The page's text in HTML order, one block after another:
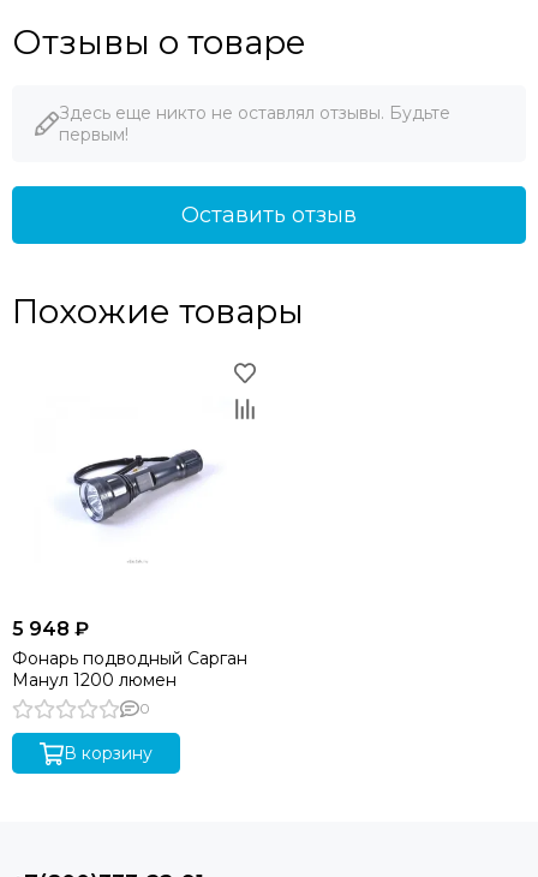
Отзывы о товаре
Здесь еще никто не оставлял отзывы. Будьте
первым!
Оставить отзыв
Похожие товары
5 948 ₽
Фонарь подводный Сарган
Манул 1200 люмен
0
В корзину